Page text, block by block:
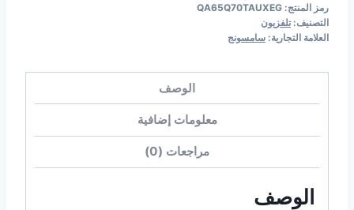
رمز المنتج: QA65Q70TAUXEG
التصنيف:تلفزيون
العلامة التجارية: سامسونج
الوصف
معلومات إضافية
مراجعات (0)
الوصف